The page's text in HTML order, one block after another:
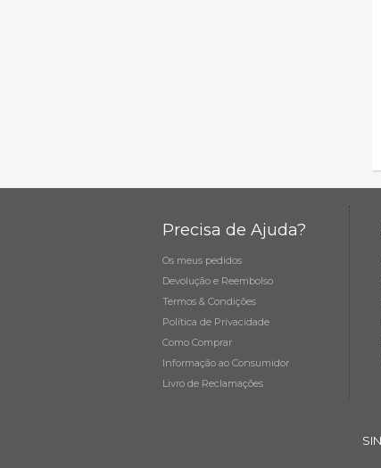
Precisa de Ajuda?
Os meus pedidos
Devolução e Reembolso
Termos & Condições
Política de Privacidade
Como Comprar
Informação ao Consumidor
Livro de Reclamações